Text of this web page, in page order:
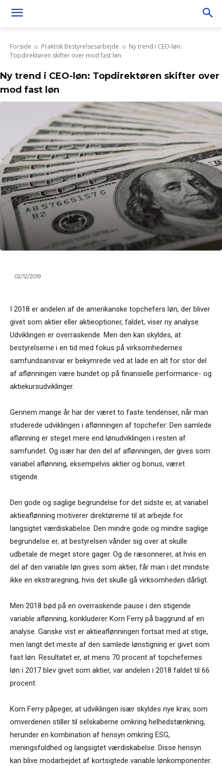
Forside Praktisk Bestyrelsesarbejde
Ny trend i CEO-løn:
Topdirektøren skifter over mod fast løn
Ny trend i CEO-løn: Topdirektøren skifter over
mod fast løn
02/12/2019
I 2018 er andelen af de amerikanske topchefers løn, der bliver
givet som aktier eller aktieoptioner, faldet, viser ny analyse.
Udviklingen er overraskende. Men den kan skyldes, at
bestyrelserne i en tid med fokus på virksomhedernes
samfundsansvar er bekymrede ved at lade en alt for stor del
af aflønningen være bundet op på finansielle performance- og
aktiekursudviklinger.
Gennem mange år har der været to faste tendenser, når man
studerede udviklingen i aflønningen af topchefer: Den samlede
aflønning er steget mere end lønudviklingen i resten af
samfundet. Og især har den del af aflønningen, der gives som
variabel aflønning, eksempelvis aktier og bonus, været
stigende.
Den gode og saglige begrundelse for det sidste er, at variabel
aktieaflønning motiverer direktørerne til at arbejde for
langsigtet værdiskabelse. Den mindre gode og mindre saglige
begrundelse er, at bestyrelsen vånder sig over at skulle
udbetale de meget store gager. Og de ræsonnerer, at hvis en
del af den variable løn gives som aktier, får man i det mindste
ikke en ekstraregning, hvis det skulle gå virksomheden dårligt.
Men 2018 bød på en overraskende pause i den stigende
variable aflønning, konkluderer Korn Ferry på baggrund af en
analyse. Ganske vist er aktieaflønningen fortsat med at stige,
men langt det meste af den samlede lønstigning er givet som
fast løn. Resultatet er, at mens 70 procent af topchefernes
løn i 2017 blev givet som aktier, var andelen i 2018 faldet til 66
procent.
Korn Ferry påpeger, at udviklingen især skyldes nye krav, som
omverdenen stiller til selskaberne omkring helhedstænkning,
herunder en kombination af hensyn omkring ESG,
meningsfuldhed og langsigtet værdiskabelse. Disse hensyn
kan blive modarbejdet af kortsigtede variable lønkomponenter.